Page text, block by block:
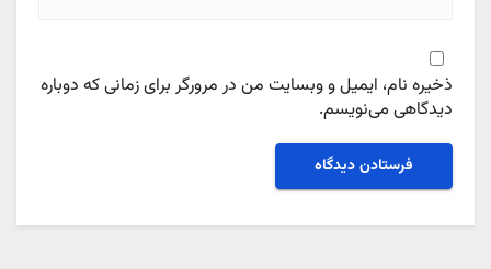
ذخیره نام، ایمیل و وبسایت من در مرورگر برای زمانی که دوباره
دیدگاهی می‌نویسم.